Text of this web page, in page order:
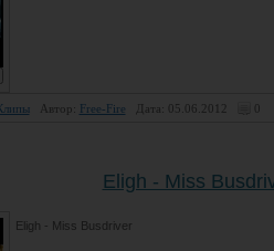
Автор: Free-Fire Дата: 05.06.2012 0
Eligh - Miss
Eligh - Miss Busdriver